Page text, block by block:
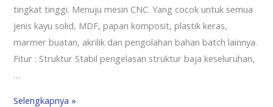
tingkat tinggi. Menuju mesin CNC. Yang cocok untuk semua
jenis kayu solid, MDF, papan komposit, plastik keras,
marmer buatan, akrilik dan pengolahan bahan batch lainnya.
Fitur : Struktur Stabil pengelasan struktur baja keseluruhan,
…
Selengkapnya »